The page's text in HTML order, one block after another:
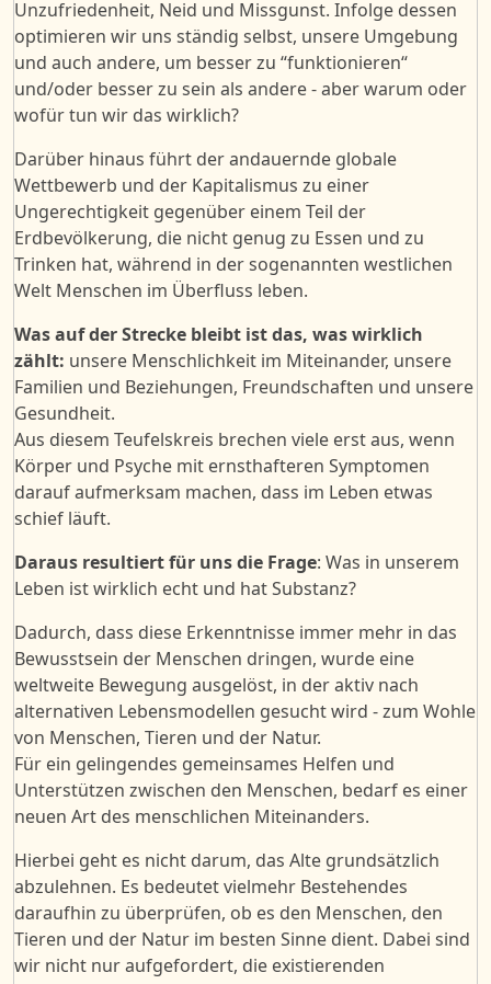
Unzufriedenheit, Neid und Missgunst. Infolge dessen
optimieren wir uns ständig selbst, unsere Umgebung
und auch andere, um besser zu “funktionieren“
und/oder besser zu sein als andere - aber warum oder
wofür tun wir das wirklich?
Darüber hinaus führt der andauernde globale
Wettbewerb und der Kapitalismus zu einer
Ungerechtigkeit gegenüber einem Teil der
Erdbevölkerung, die nicht genug zu Essen und zu
Trinken hat, während in der sogenannten westlichen
Welt Menschen im Überfluss leben.
Was auf der Strecke bleibt ist das, was wirklich
zählt: unsere Menschlichkeit im Miteinander, unsere
Familien und Beziehungen, Freundschaften und unsere
Gesundheit.
Aus diesem Teufelskreis brechen viele erst aus, wenn
Körper und Psyche mit ernsthafteren Symptomen
darauf aufmerksam machen, dass im Leben etwas
schief läuft.
Daraus resultiert für uns die Frage: Was in unserem
Leben ist wirklich echt und hat Substanz?
Dadurch, dass diese Erkenntnisse immer mehr in das
Bewusstsein der Menschen dringen, wurde eine
weltweite Bewegung ausgelöst, in der aktiv nach
alternativen Lebensmodellen gesucht wird - zum Wohle
von Menschen, Tieren und der Natur.
Für ein gelingendes gemeinsames Helfen und
Unterstützen zwischen den Menschen, bedarf es einer
neuen Art des menschlichen Miteinanders.
Hierbei geht es nicht darum, das Alte grundsätzlich
abzulehnen. Es bedeutet vielmehr Bestehendes
daraufhin zu überprüfen, ob es den Menschen, den
Tieren und der Natur im besten Sinne dient. Dabei sind
wir nicht nur aufgefordert, die existierenden